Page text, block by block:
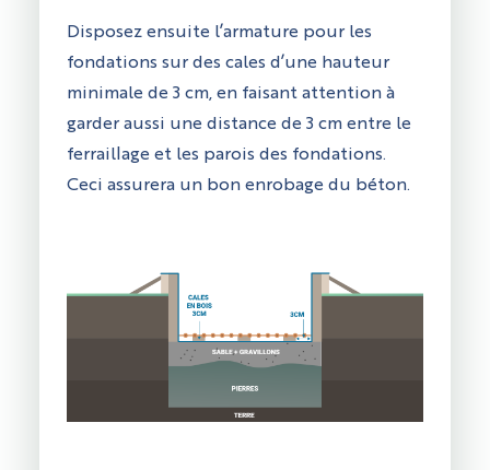
Disposez ensuite l’armature pour les
fondations sur des cales d’une hauteur
minimale de 3 cm, en faisant attention à
garder aussi une distance de 3 cm entre le
ferraillage et les parois des fondations.
Ceci assurera un bon enrobage du béton.